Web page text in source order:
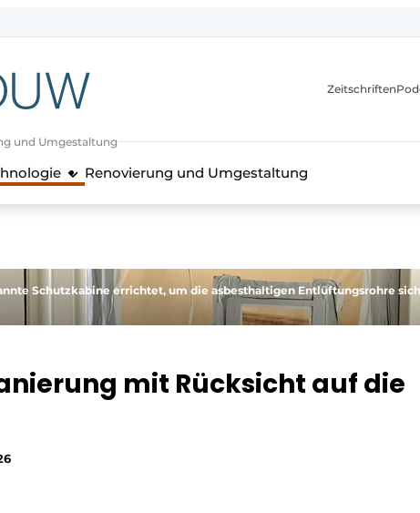
und Umgestaltung
Zeitschriften
Renovierung und Umgestaltung
Schutzkabine errichtet, um die asbesthaltigen Entlüftungsrohre
mit Rücksicht auf die